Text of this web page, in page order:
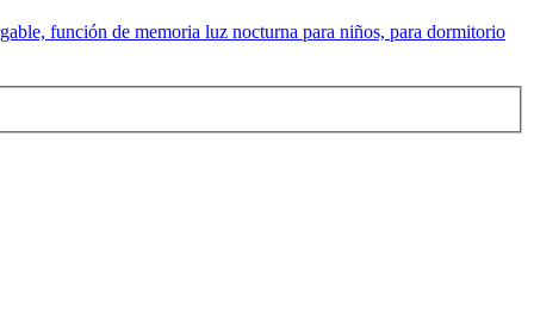
función de memoria luz nocturna para niños, para dormitorio